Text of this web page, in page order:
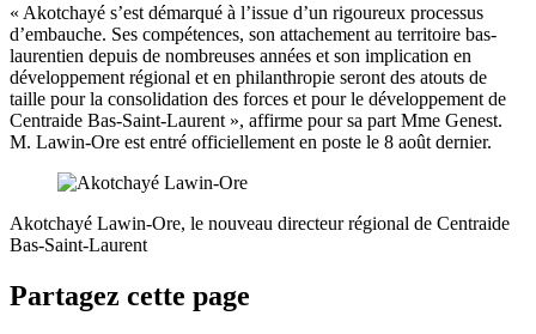
« Akotchayé s’est démarqué à l’issue d’un rigoureux processus
d’embauche. Ses compétences, son attachement au territoire bas-
laurentien depuis de nombreuses années et son implication en
développement régional et en philanthropie seront des atouts de
taille pour la consolidation des forces et pour le développement de
Centraide Bas-Saint-Laurent », affirme pour sa part Mme Genest.
M. Lawin-Ore est entré officiellement en poste le 8 août dernier.
Akotchayé Lawin-Ore, le nouveau directeur régional de Centraide
Bas-Saint-Laurent
Partagez cette page